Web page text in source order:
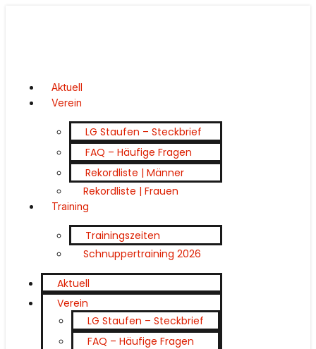
Aktuell
Verein
LG Staufen – Steckbrief
FAQ – Häufige Fragen
Rekordliste | Männer
Rekordliste | Frauen
Training
Trainingszeiten
Schnuppertraining 2026
Aktuell
Verein
LG Staufen – Steckbrief
FAQ – Häufige Fragen